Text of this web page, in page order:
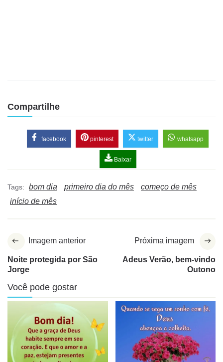
Compartilhe
facebook pinterest twitter whatsapp
Baixar
Tags: bom dia primeiro dia do mês
começo de mês
início de mês
Imagem anterior
Noite protegida por São
Jorge
Próxima imagem
Adeus Verão, bem-vindo
Outono
Você pode gostar